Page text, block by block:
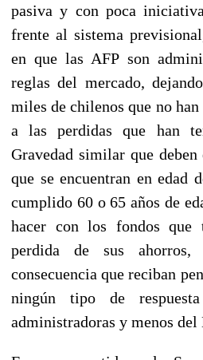
pasiva y con poca
frente al sistema
en que las AFP son
reglas del mercado,
miles de chilenos que no
a las perdidas que han
Gravedad similar que
que se encuentran en edad
cumplido 60 o 65 años de
hacer con los fondos que
perdida de sus
consecuencia que reciban
ningún tipo de
administradoras y menos del